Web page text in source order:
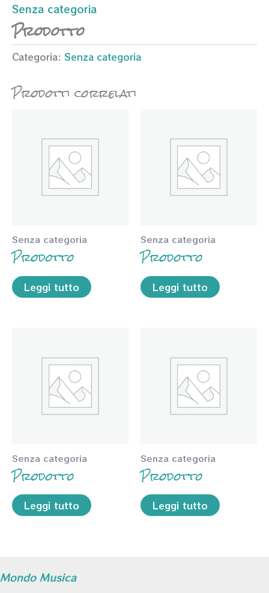
Senza categoria
Prodotto
Categoria: Senza categoria
Prodotti correlati
Senza categoria
Prodotto
Leggi tutto
Senza categoria
Prodotto
Leggi tutto
Senza categoria
Prodotto
Leggi tutto
Senza categoria
Prodotto
Leggi tutto
Mondo Musica